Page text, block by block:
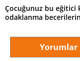
Çocuğunuz bu eğitici
odaklanma
Yorumlar